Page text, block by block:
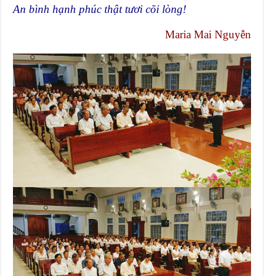
An bình hạnh phúc thật tươi cõi lòng!
Maria Mai Nguyễn